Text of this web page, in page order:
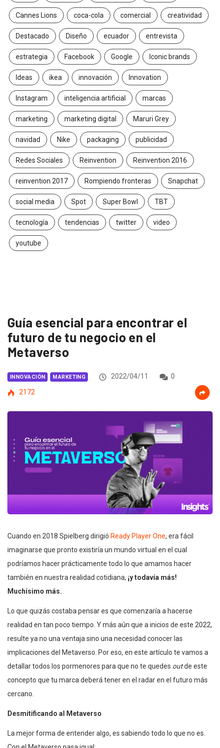
Cannes Lions coca-cola comercial creatividad
Destacado Diseño ecuador entrevista
estrategia Facebook Google Iconic brands
Ideas ikea innovación Innovation
Instagram inteligencia artificial marcas
marketing marketing digital Maruri Grey
navidad Nike packaging publicidad
Redes Sociales Reinvention Reinvention 2016
reinvention 2017 Rompiendo fronteras Snapchat
social media Spot Super Bowl TBT
tecnología tendencias twitter video
youtube
Guía esencial para encontrar el
futuro de tu negocio en el
Metaverso
INNOVACIÓN MARKETING 2022/04/11
0
2172
Cuando en 2018 Spielberg dirigió Ready Player One, era fácil
imaginarse que pronto existiría un mundo virtual en el cual
podríamos hacer prácticamente todo lo que amamos hacer
también en nuestra realidad cotidiana, ¡y todavía más!
Muchísimo más.
Lo que quizás costaba pensar es que comenzaría a hacerse
realidad en tan poco tiempo. Y más aún que a inicios de este 2022,
resulte ya no una ventaja sino una necesidad conocer las
implicaciones del Metaverso. Por eso, en este artículo te vamos a
detallar todos los pormenores para que no te quedes outde este
concepto que tu marca deberá tener en el radar en el futuro más
cercano.
Desmitificando al Metaverso
La mejor forma de entender algo, es sabiendo todo lo que no es.